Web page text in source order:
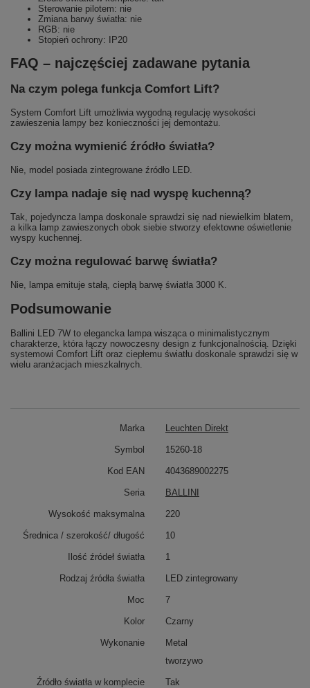
Sterowanie pilotem: nie
Zmiana barwy światła: nie
RGB: nie
Stopień ochrony: IP20
FAQ – najczęściej zadawane pytania
Na czym polega funkcja Comfort Lift?
System Comfort Lift umożliwia wygodną regulację wysokości
zawieszenia lampy bez konieczności jej demontażu.
Czy można wymienić źródło światła?
Nie, model posiada zintegrowane źródło LED.
Czy lampa nadaje się nad wyspę kuchenną?
Tak, pojedyncza lampa doskonale sprawdzi się nad niewielkim blatem,
a kilka lamp zawieszonych obok siebie stworzy efektowne oświetlenie
wyspy kuchennej.
Czy można regulować barwę światła?
Nie, lampa emituje stałą, ciepłą barwę światła 3000 K.
Podsumowanie
Ballini LED 7W to elegancka lampa wisząca o minimalistycznym
charakterze, która łączy nowoczesny design z funkcjonalnością. Dzięki
systemowi Comfort Lift oraz ciepłemu światłu doskonale sprawdzi się w
wielu aranżacjach mieszkalnych.
Marka Leuchten Direkt
Symbol 15260-18
Kod EAN 4043689002275
Seria BALLINI
Wysokość maksymalna 220
Średnica / szerokość/ długość 10
Ilość źródeł światła 1
Rodzaj źródła światła LED zintegrowany
Moc 7
Kolor Czarny
Wykonanie
Metal
tworzywo
Źródło światła w komplecie Tak